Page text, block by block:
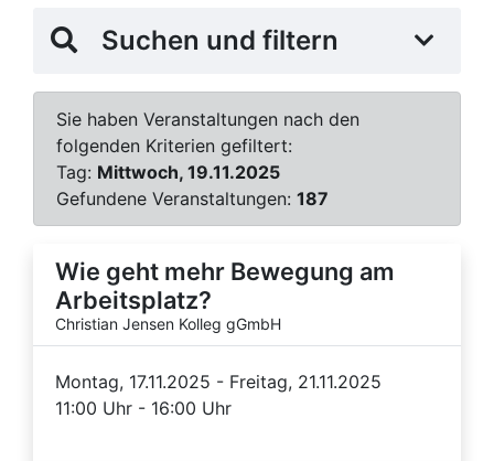
Suchen und filtern
Sie haben Veranstaltungen nach den
folgenden Kriterien gefiltert:
Tag: Mittwoch, 19.11.2025
Gefundene Veranstaltungen: 187
Wie geht mehr Bewegung am
Arbeitsplatz?
Christian Jensen Kolleg gGmbH
Montag, 17.11.2025 - Freitag, 21.11.2025
11:00 Uhr - 16:00 Uhr